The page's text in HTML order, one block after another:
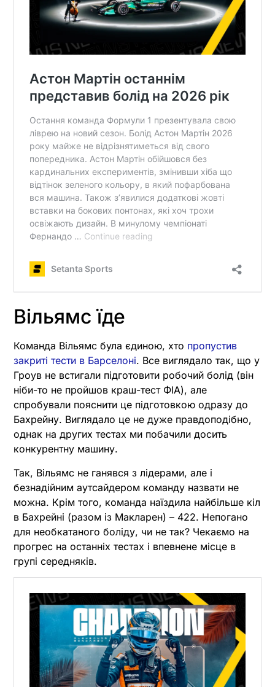
Вільямс їде
Команда Вільямс була єдиною, хто пропустив
закриті тести в Барселоні. Все виглядало так, що у
Гроув не встигали підготовити робочий болід (він
ніби-то не пройшов краш-тест ФІА), але
спробували пояснити це підготовкою одразу до
Бахрейну. Виглядало це не дуже правдоподібно,
однак на других тестах ми побачили досить
конкурентну машину.
Так, Вільямс не ганявся з лідерами, але і
безнадійним аутсайдером команду назвати не
можна. Крім того, команда наїздила найбільше кіл
в Бахрейні (разом із Макларен) – 422. Непогано
для необкатаного боліду, чи не так? Чекаємо на
прогрес на останніх тестах і впевнене місце в
групі середняків.